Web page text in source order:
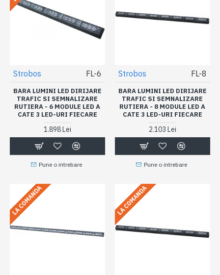
Strobos FL-6
BARA LUMINI LED DIRIJARE
TRAFIC SI SEMNALIZARE
RUTIERA - 6 MODULE LED A
CATE 3 LED-URI FIECARE
1.898 Lei
Pune o intrebare
Strobos FL-8
BARA LUMINI LED DIRIJARE
TRAFIC SI SEMNALIZARE
RUTIERA - 8 MODULE LED A
CATE 3 LED-URI FIECARE
2.103 Lei
Pune o intrebare
LA COMANDA LA COMANDA